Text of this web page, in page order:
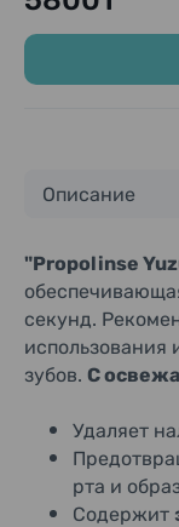
Описание
"Propolinse
секунд.
использования
зубов. С
Удаляет
рта и
Содержит